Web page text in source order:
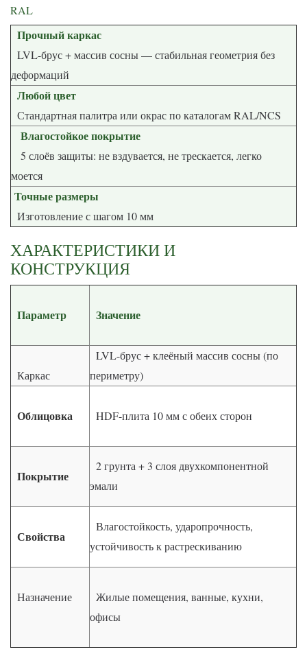
RAL
Прочный каркас
LVL-брус + массив сосны — стабильная геометрия без
деформаций
Любой цвет
Стандартная палитра или окрас по каталогам RAL/NCS
Влагостойкое покрытие
5 слоёв защиты: не вздувается, не трескается, легко
моется
Точные размеры
Изготовление с шагом 10 мм
ХАРАКТЕРИСТИКИ И
КОНСТРУКЦИЯ
Параметр Значение
Каркас
LVL-брус + клеёный массив сосны (по
периметру)
Облицовка HDF-плита 10 мм с обеих сторон
Покрытие
2 грунта + 3 слоя двухкомпонентной
эмали
Свойства
Влагостойкость, ударопрочность,
устойчивость к растрескиванию
Назначение
Жилые помещения, ванные, кухни,
офисы